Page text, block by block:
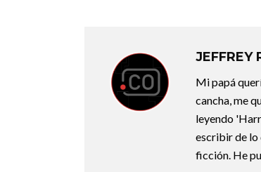
JEFFREY
Mi papá
cancha, me
leyendo
escribir de lo
ficción. He